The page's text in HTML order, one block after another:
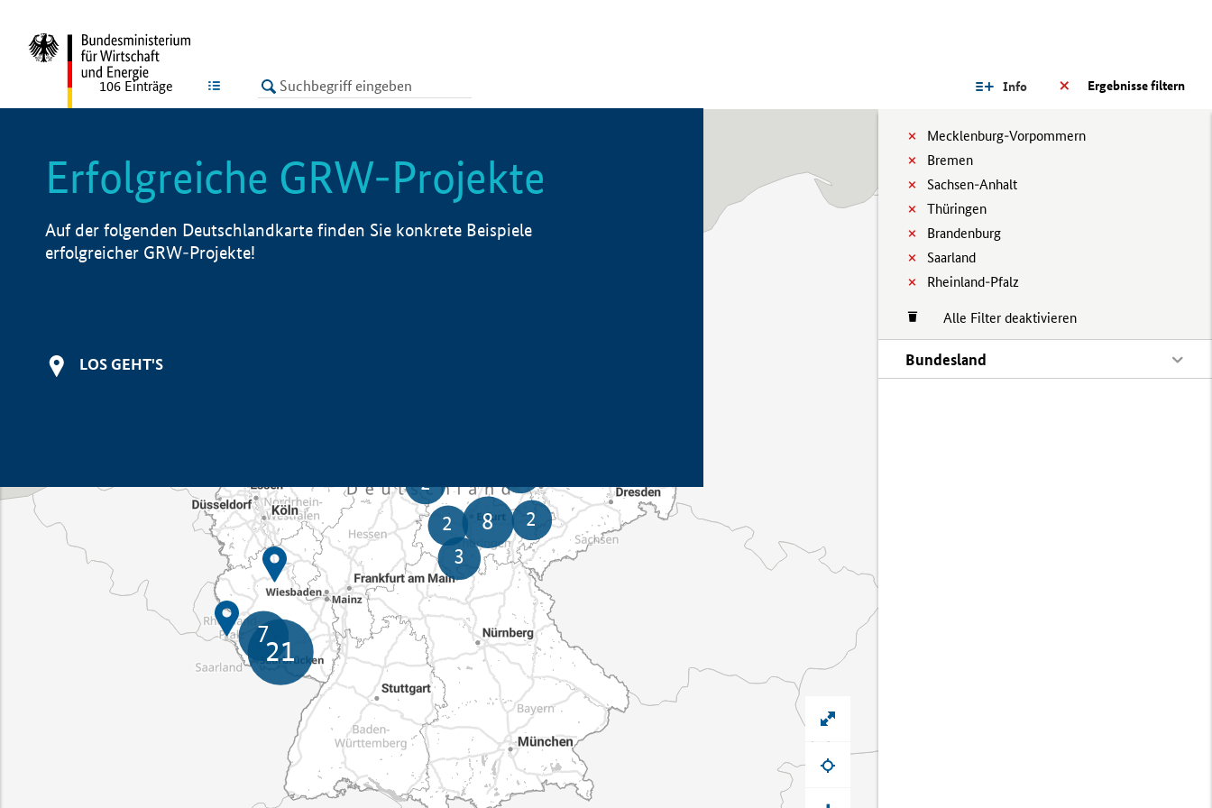
LISTE Ergebnisse filtern
Info
Mecklenburg-Vorpommern
Bremen
Sachsen-Anhalt
Thüringen
Brandenburg
Saarland
Rheinland-Pfalz
Alle Filter deaktivieren
Bundesland
106 Einträge
Erfolgreiche GRW-Projekte
Auf der folgenden Deutschlandkarte finden Sie konkrete Beispiele
erfolgreicher GRW-Projekte!
LOS GEHT'S